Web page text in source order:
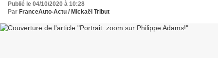
Publié le 04/10/2020 à 10:28
Par FranceAuto-Actu / Mickaël Tribut